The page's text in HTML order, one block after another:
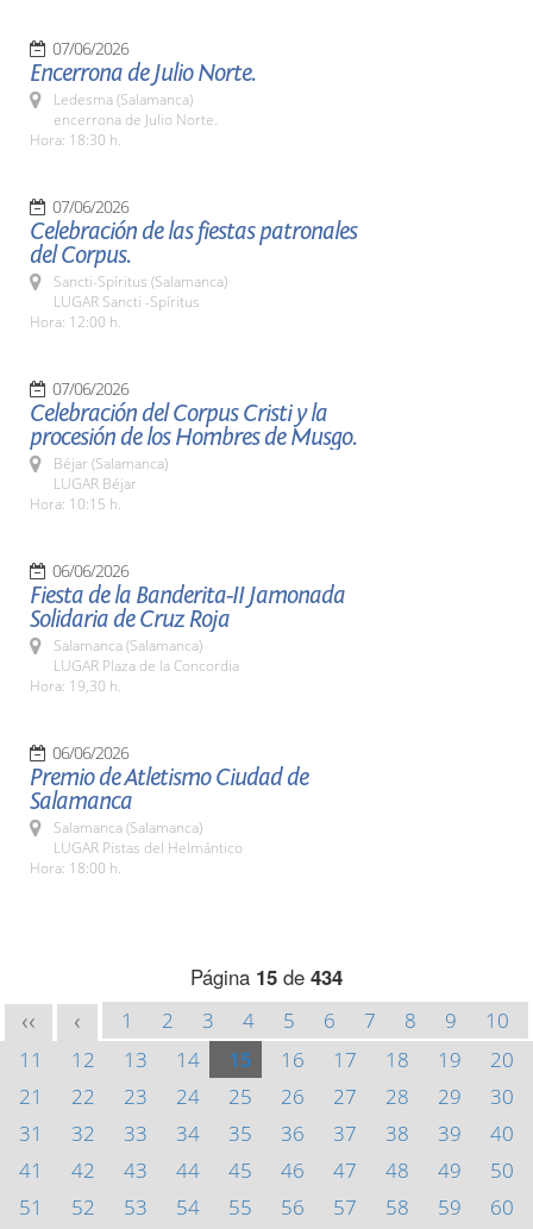
07/06/2026
Encerrona de Julio Norte.
Ledesma (Salamanca)
encerrona de Julio Norte.
Hora: 18:30 h.
07/06/2026
Celebración de las fiestas patronales
del Corpus.
Sancti-Spíritus (Salamanca)
LUGAR Sancti -Spíritus
Hora: 12:00 h.
07/06/2026
Celebración del Corpus Cristi y la
procesión de los Hombres de Musgo.
Béjar (Salamanca)
LUGAR Béjar
Hora: 10:15 h.
06/06/2026
Fiesta de la Banderita-II Jamonada
Solidaria de Cruz Roja
Salamanca (Salamanca)
LUGAR Plaza de la Concordia
Hora: 19,30 h.
06/06/2026
Premio de Atletismo Ciudad de
Salamanca
Salamanca (Salamanca)
LUGAR Pistas del Helmántico
Hora: 18:00 h.
Página 15 de 434
<< < 1 2 3 4 5 6 7 8 9
10
11
12 13 14 15 16 17 18 19
20
21
22 23 24 25 26 27 28 29
30
31
32 33 34 35 36 37 38 39
40
41
42 43 44 45 46 47 48 49
50
51
52 53 54 55 56 57 58 59
60